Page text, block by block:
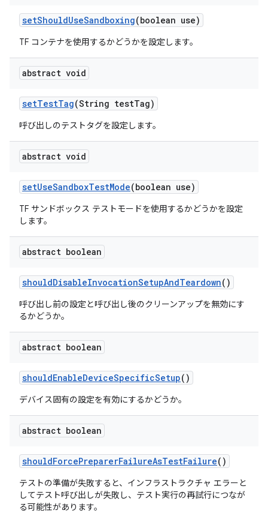
setShouldUseSandboxing(boolean use)
TF コンテナを使用するかどうかを設定します。
abstract void
setTestTag(String testTag)
呼び出しのテストタグを設定します。
abstract void
setUseSandboxTestMode(boolean use)
TF サンドボックス テストモードを使用するかどうかを設定
します。
abstract boolean
shouldDisableInvocationSetupAndTeardown()
呼び出し前の設定と呼び出し後のクリーンアップを無効にす
るかどうか。
abstract boolean
shouldEnableDeviceSpecificSetup()
デバイス固有の設定を有効にするかどうか。
abstract boolean
shouldForcePreparerFailureAsTestFailure()
テストの準備が失敗すると、インフラストラクチャ エラーと
してテスト呼び出しが失敗し、テスト実行の再試行につなが
る可能性があります。